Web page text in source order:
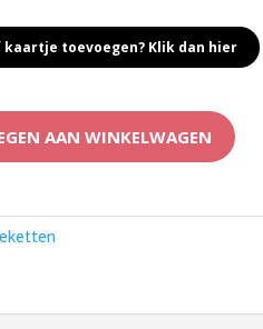
toevoegen? Klik dan hier
AAN WINKELWAGEN